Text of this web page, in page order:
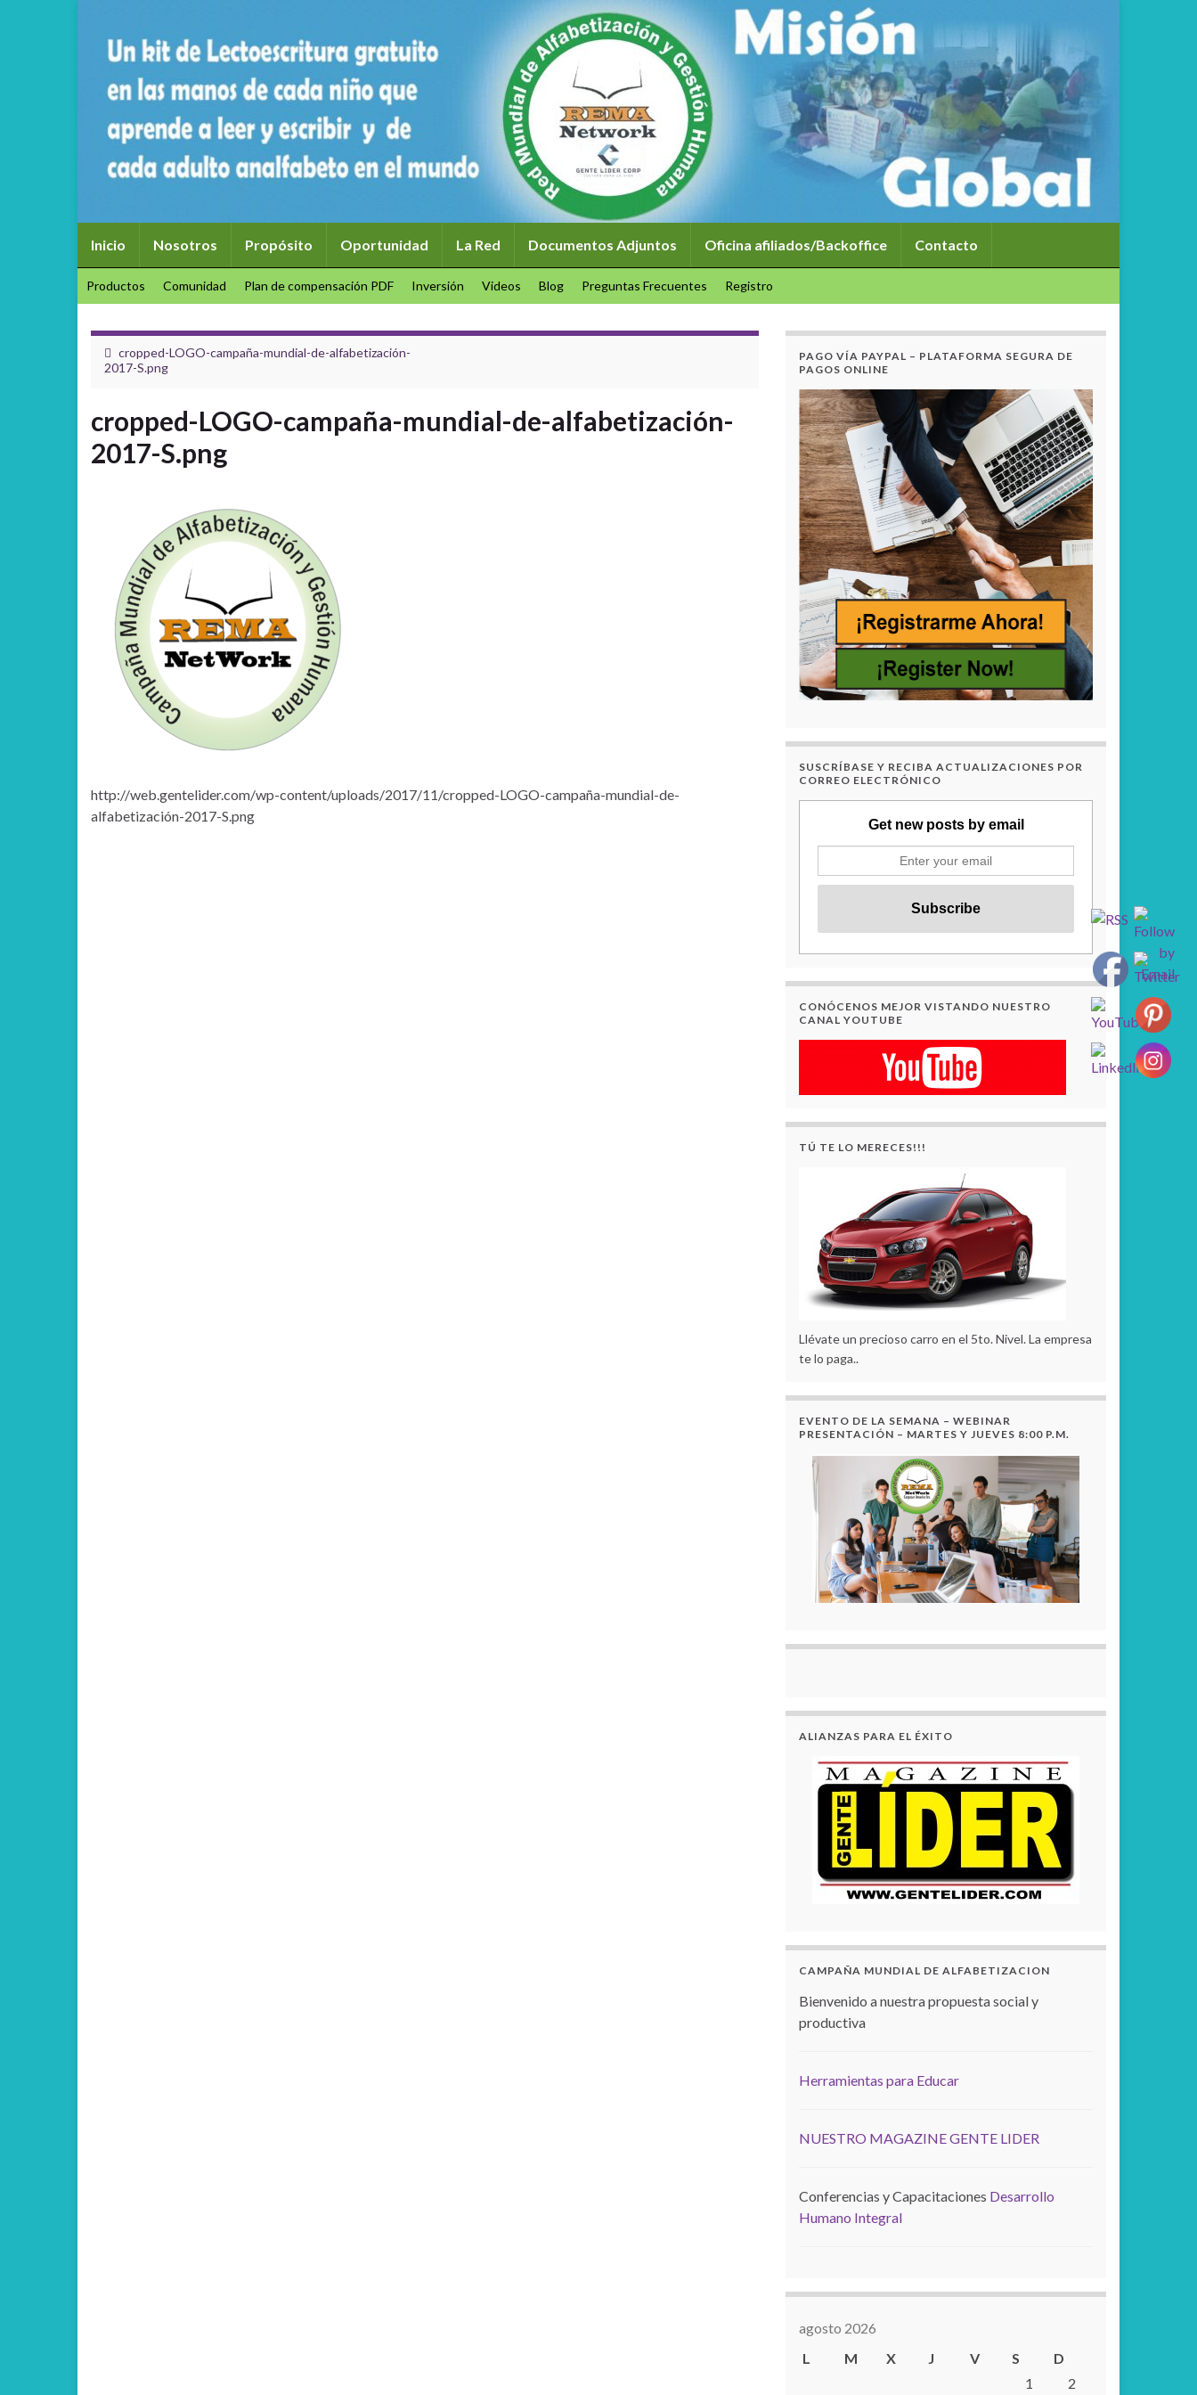
Inicio Nosotros Propósito Oportunidad La Red Documentos Adjuntos Oficina afiliados/Backoffice Contacto
Productos Comunidad Plan de compensación PDF Inversión Videos Blog Preguntas Frecuentes Registro
cropped-LOGO-campaña-mundial-de-alfabetización-
2017-S.png
cropped-LOGO-campaña-mundial-de-alfabetización-
2017-S.png
http://web.gentelider.com/wp-content/uploads/2017/11/cropped-LOGO-campaña-mundial-de-
alfabetización-2017-S.png
PAGO VÍA PAYPAL – PLATAFORMA SEGURA DE
PAGOS ONLINE
SUSCRÍBASE Y RECIBA ACTUALIZACIONES POR
CORREO ELECTRÓNICO
Get new posts by email
CONÓCENOS MEJOR VISTANDO NUESTRO
CANAL YOUTUBE
TÚ TE LO MERECES!!!
Llévate un precioso carro en el 5to. Nivel. La empresa
te lo paga..
EVENTO DE LA SEMANA – WEBINAR
PRESENTACIÓN – MARTES Y JUEVES 8:00 P.M.
ALIANZAS PARA EL ÉXITO
CAMPAÑA MUNDIAL DE ALFABETIZACION
Bienvenido a nuestra propuesta social y
productiva
Herramientas para Educar
NUESTRO MAGAZINE GENTE LIDER
Conferencias y Capacitaciones Desarrollo
Humano Integral
agosto 2026
L
M X J V S
D
1
2